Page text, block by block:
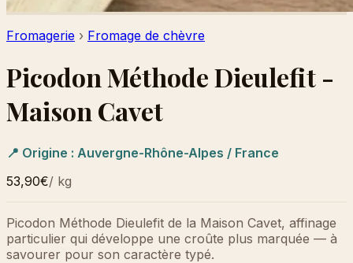
Fromagerie › Fromage de chèvre
Picodon Méthode Dieulefit -
Maison Cavet
📍 Origine : Auvergne-Rhône-Alpes / France
53,90€/ kg
Picodon Méthode Dieulefit de la Maison Cavet, affinage
particulier qui développe une croûte plus marquée — à
savourer pour son caractère typé.